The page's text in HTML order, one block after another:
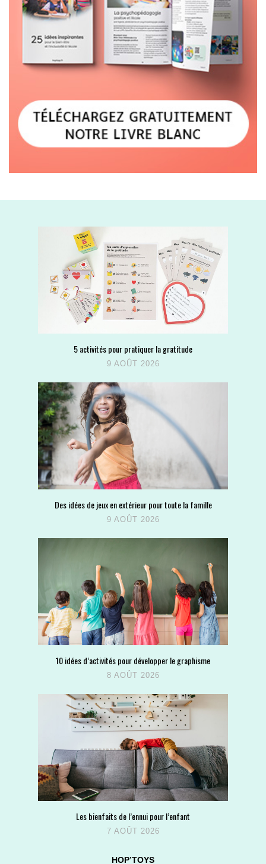
5 activités pour pratiquer la gratitude
9 AOÛT 2026
Des idées de jeux en extérieur pour toute la famille
9 AOÛT 2026
10 idées d’activités pour développer le graphisme
8 AOÛT 2026
Les bienfaits de l’ennui pour l’enfant
7 AOÛT 2026
HOP’TOYS